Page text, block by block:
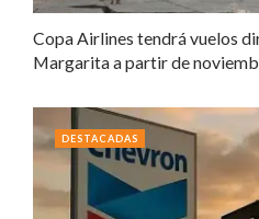
Copa Airlines tendrá vuelos
Margarita a partir de
DESTACADAS